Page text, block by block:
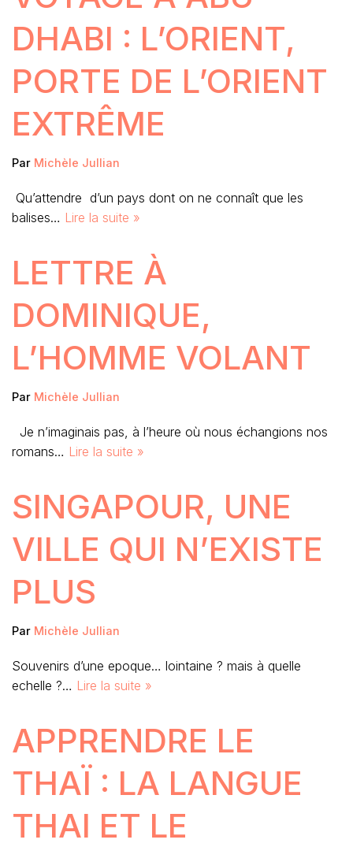
DHABI : L’ORIENT,
PORTE DE L’ORIENT
EXTRÊME
Par Michèle Jullian
Qu’attendre d’un pays dont on ne connaît que les
balises… Lire la suite »
LETTRE À
DOMINIQUE,
L’HOMME VOLANT
Par Michèle Jullian
Je n’imaginais pas, à l’heure où nous échangions nos
romans… Lire la suite »
SINGAPOUR, UNE
VILLE QUI N’EXISTE
PLUS
Par Michèle Jullian
Souvenirs d’une epoque… lointaine ? mais à quelle
echelle ?… Lire la suite »
APPRENDRE LE
THAÏ : LA LANGUE
THAI ET LE